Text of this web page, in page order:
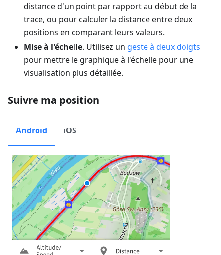
distance d'un point par rapport au début de la
trace, ou pour calculer la distance entre deux
positions en comparant leurs valeurs.
Mise à l'échelle. Utilisez un geste à deux doigts
pour mettre le graphique à l'échelle pour une
visualisation plus détaillée.
Suivre ma position
Android iOS